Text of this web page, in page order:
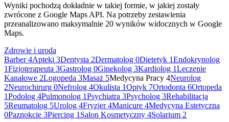
Wyniki pochodzą dokładnie w takiej formie, w jakiej zostały
zwrócone z Google Maps API. Na potrzeby zestawienia
przeanalizowano maksymalnie 20 wyników widocznych w Google
Maps.
Zdrowie i uroda
Barber4Apteki 3Dentysta 2Dermatolog 0Dietetyk 1Endokrynolog
1Fizjoterapeuta 3Gastrolog 0Ginekolog 3Kardiolog 1Leczenie
Kanałowe 2Logopeda 3Masaż 5Medycyna Pracy 4Neurolog
2Neurochirurg 0Nefrolog 4Okulista 1Optyk 7Ortodonta 6Ortopeda
1Podolog 4Pulmonolog 1Psychiatra 3Psycholog 3Rehabilitacja
5Reumatolog 5Urolog 4Fryzjer4Manicure 4Medycyna Estetyczna
0Paznokcie 3Piercing 1 Salon Kosmetyczny 4Solarium 2